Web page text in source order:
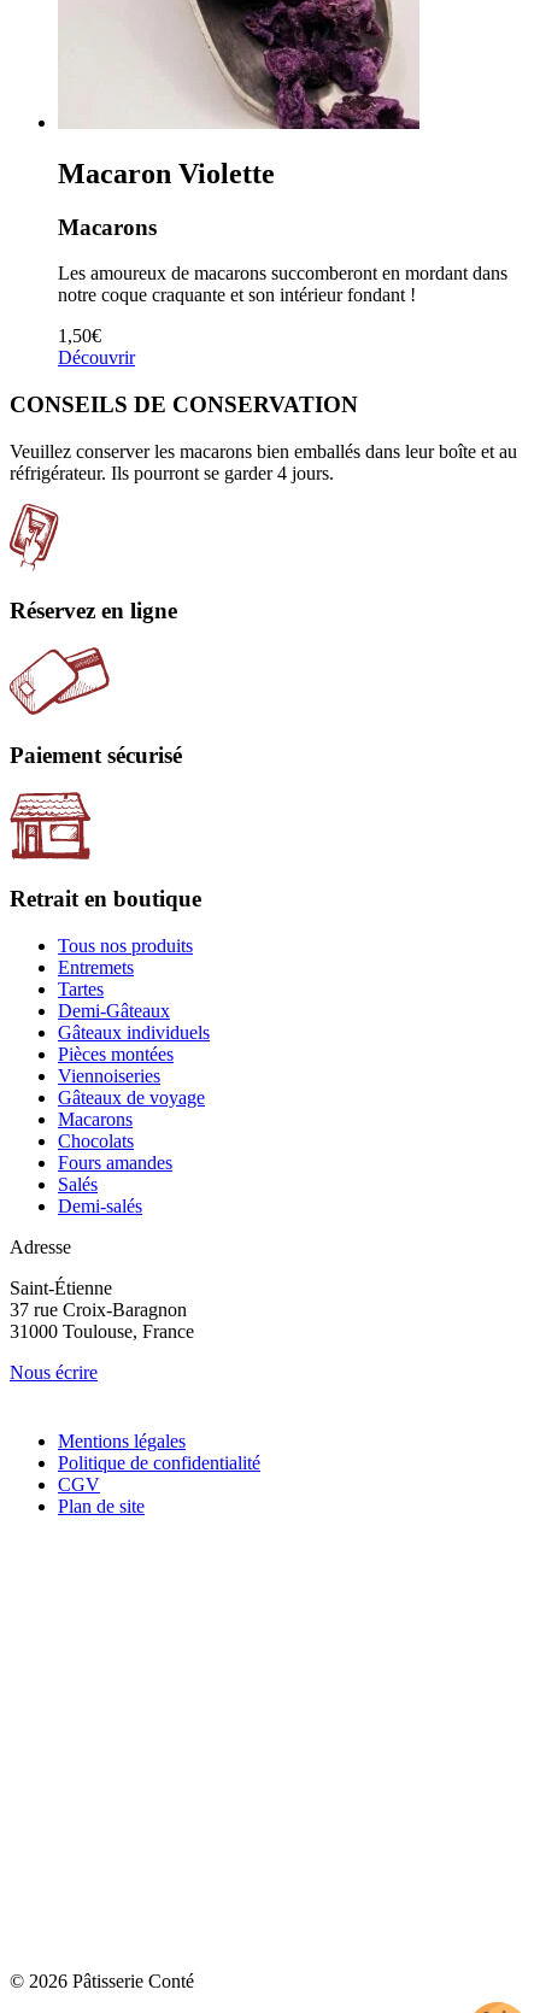
Macaron Violette
Macarons
Les amoureux de macarons succomberont en mordant dans
notre coque craquante et son intérieur fondant !
1,50€
Découvrir
CONSEILS DE CONSERVATION
Veuillez conserver les macarons bien emballés dans leur boîte et au
réfrigérateur. Ils pourront se garder 4 jours.
Réservez en ligne
Paiement sécurisé
Retrait en boutique
Tous nos produits
Entremets
Tartes
Demi-Gâteaux
Gâteaux individuels
Pièces montées
Viennoiseries
Gâteaux de voyage
Macarons
Chocolats
Fours amandes
Salés
Demi-salés
Adresse
Saint-Étienne
37 rue Croix-Baragnon
31000 Toulouse, France
Nous écrire
Mentions légales
Politique de confidentialité
CGV
Plan de site
© 2026 Pâtisserie Conté